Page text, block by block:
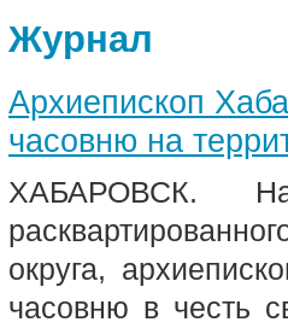
Журнал
Архиепископ
часовню на
ХАБАРОВСК. На
округа,
часовню в честь